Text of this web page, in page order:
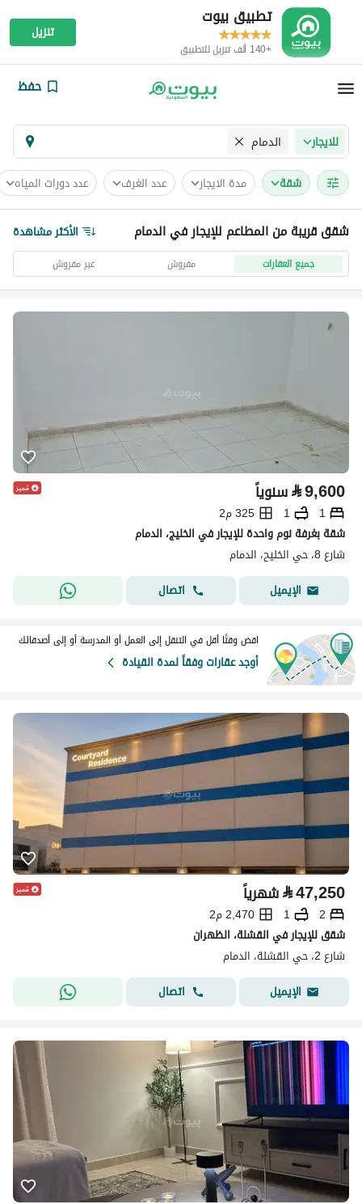
تطبيق بيوت
+140 ألف تنزيل للتطبيق
تنزيل
حفظ
للايجار الدمام
شقة مدة الايجار عدد الغرف عدد دورات المياه
شقق قريبة من المطاعم للإيجار في الدمام الأكثر مشاهدة
جميع العقارات مفروش غير مفروش
⃁9,600 سنوياً
1
1
325 م2
شقة بغرفة نوم واحدة للإيجار في الخليج، الدمام
شارع 8، حي الخليح، الدمام
الإيميل
اتصال
اقض وقتًا أقل في التنقل إلى العمل أو المدرسة أو إلى أصدقائك
أوجد عقارات وفقاً لمدة القيادة
⃁47,250 شهرياً
2
1
2,470 م2
شقق للإيجار في القشلة، الظهران
شارع 2، حي القشلة، الدمام
الإيميل
اتصال